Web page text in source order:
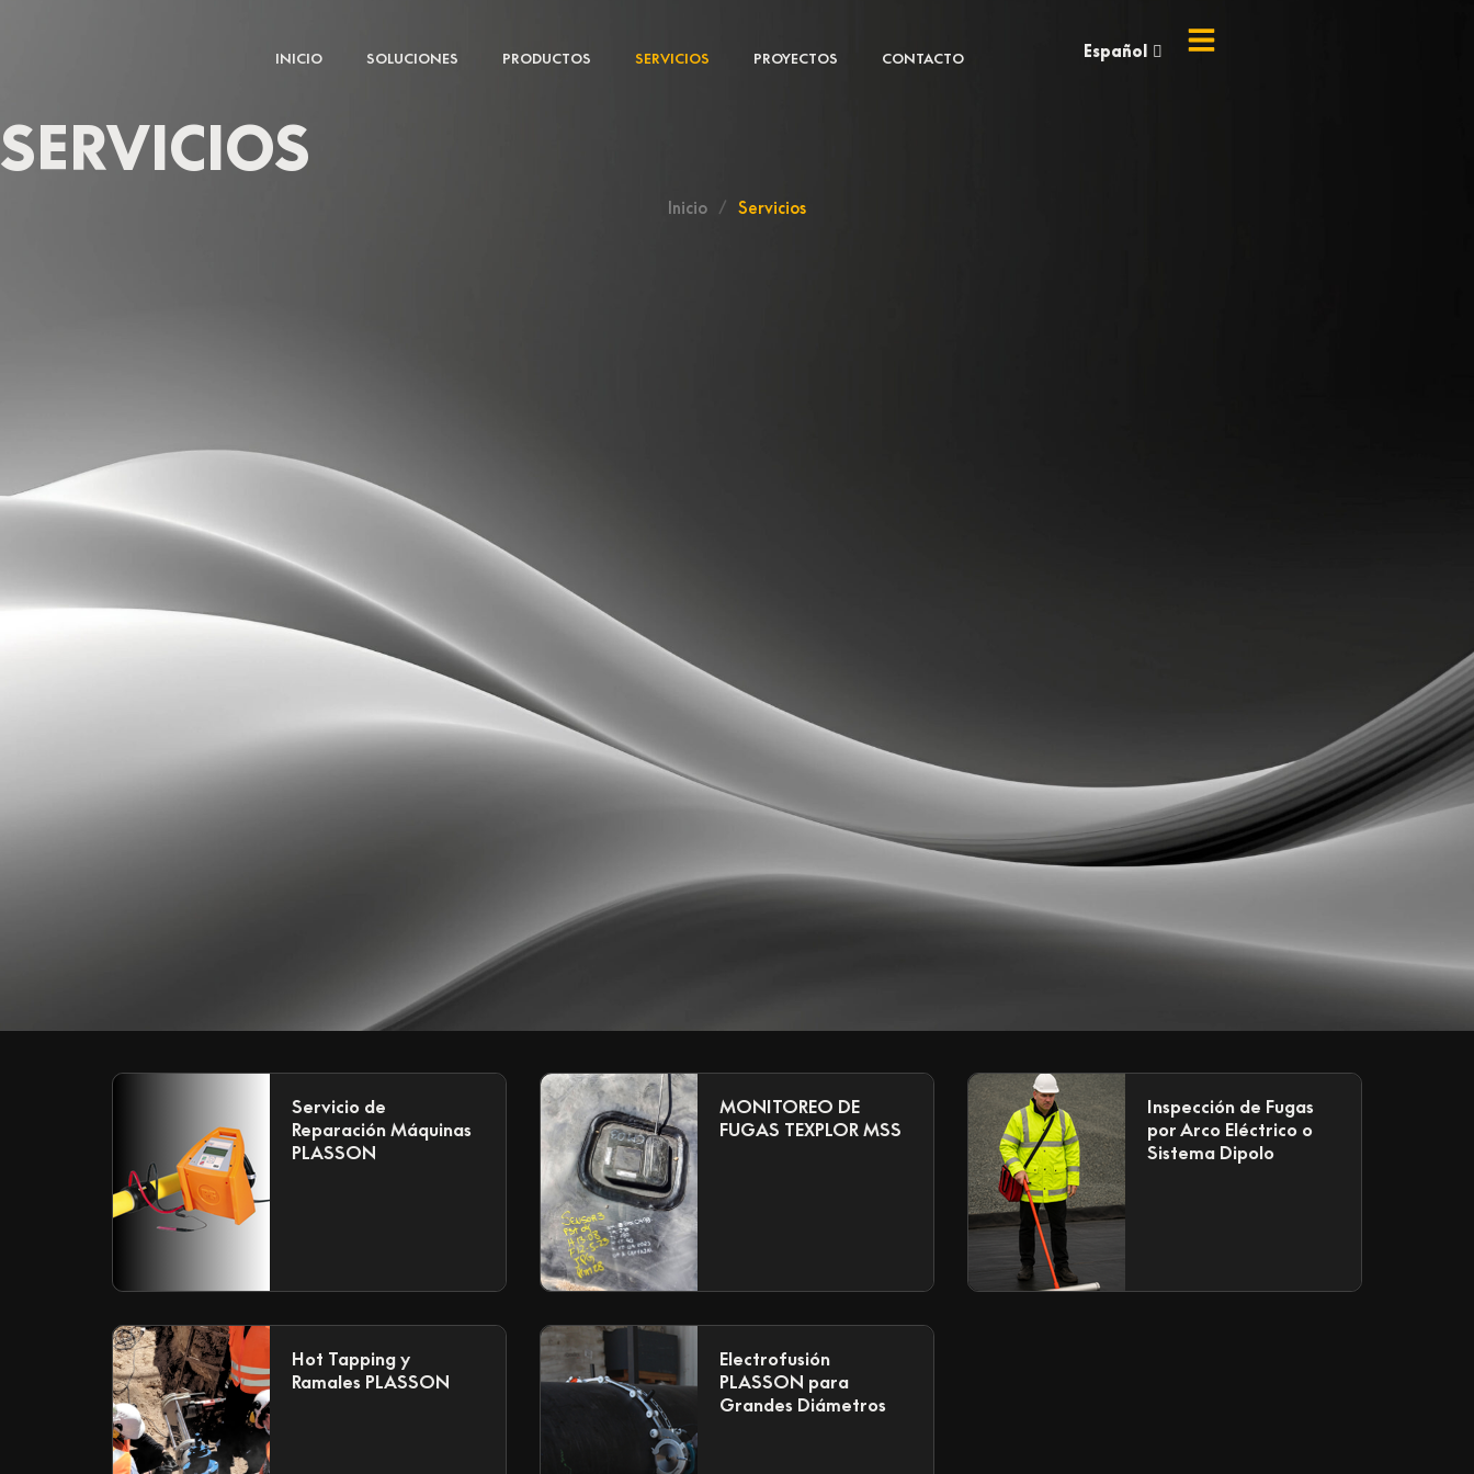
INICIO SOLUCIONES PRODUCTOS SERVICIOS PROYECTOS CONTACTO Español
English
SERVICIOS
Inicio / Servicios
Servicio de
Reparación Máquinas
PLASSON
MONITOREO DE
FUGAS TEXPLOR MSS
Inspección de Fugas
por Arco Eléctrico o
Sistema Dipolo
Hot Tapping y
Ramales PLASSON
Electrofusión
PLASSON para
Grandes Diámetros